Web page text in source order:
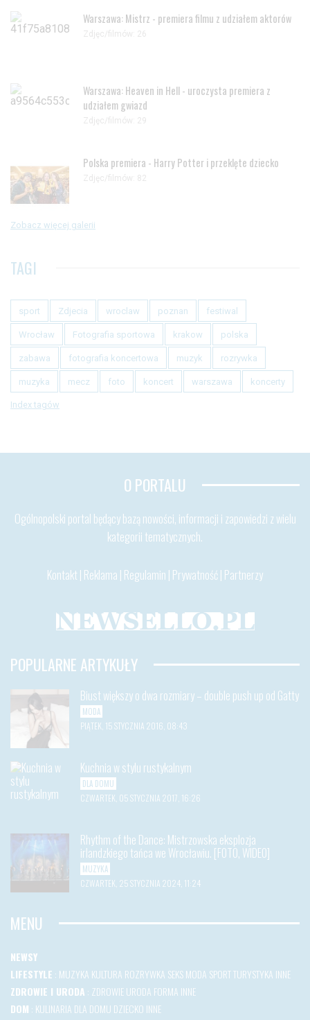
Warszawa: Mistrz - premiera filmu z udziałem aktorów
Zdjęc/filmów: 26
Warszawa: Heaven in Hell - uroczysta premiera z
udziałem gwiazd
Zdjęc/filmów: 29
Polska premiera - Harry Potter i przeklęte dziecko
Zdjęc/filmów: 82
Zobacz więcej galerii
TAGI
sport Zdjecia wroclaw poznan festiwal
Wrocław Fotografia sportowa krakow polska
zabawa fotografia koncertowa muzyk rozrywka
muzyka mecz foto koncert warszawa koncerty
Index tagów
O PORTALU
Ogólnopolski portal będący bazą nowości, informacji i zapowiedzi z wielu
kategorii tematycznych.
Kontakt | Reklama | Regulamin | Prywatność| Partnerzy
POPULARNE ARTYKUŁY
Biust większy o dwa rozmiary – double push up od Gatty
MODA
PIĄTEK, 15 STYCZNIA 2016, 08:43
Kuchnia w stylu rustykalnym
DLA DOMU
CZWARTEK, 05 STYCZNIA 2017, 16:26
Rhythm of the Dance: Mistrzowska eksplozja
irlandzkiego tańca we Wrocławiu. [FOTO, WIDEO]
MUZYKA
CZWARTEK, 25 STYCZNIA 2024, 11:24
MENU
NEWSY
LIFESTYLE : MUZYKA KULTURA ROZRYWKA SEKSMODA SPORTTURYSTYKA INNE
ZDROWIE I URODA : ZDROWIEURODA FORMA INNE
DOM : KULINARIA DLA DOMU DZIECKO INNE